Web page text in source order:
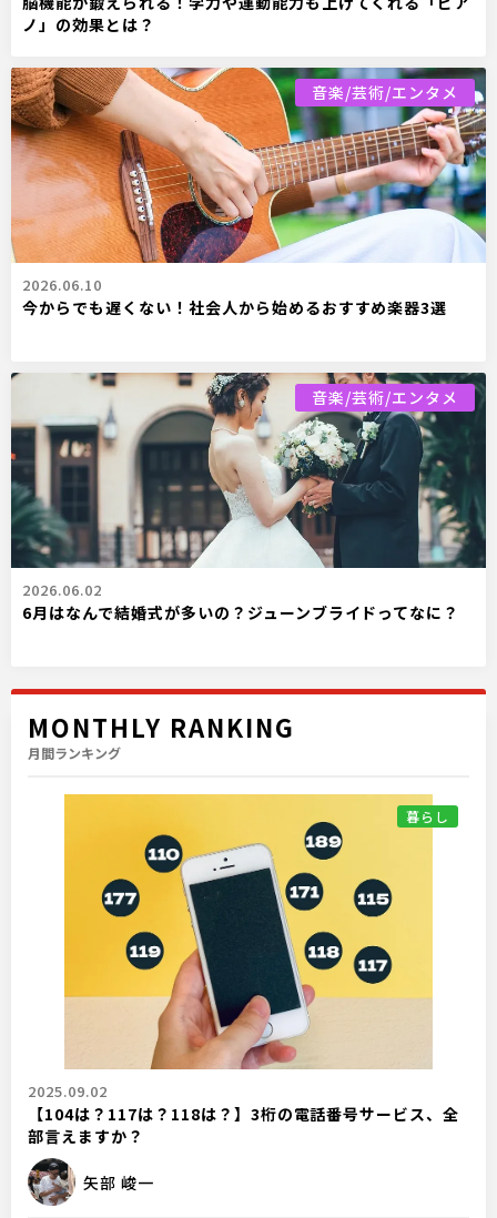
ノ」の効果とは？
音楽/芸術/エンタメ
2026.06.10
今からでも遅くない！社会人から始めるおすすめ楽器3選
音楽/芸術/エンタメ
2026.06.02
6月はなんで結婚式が多いの？ジューンブライドってなに？
MONTHLY RANKING
月間ランキング
暮らし
2025.09.02
【104は？117は？118は？】3桁の電話番号サービス、全
部言えますか？
矢部 峻一